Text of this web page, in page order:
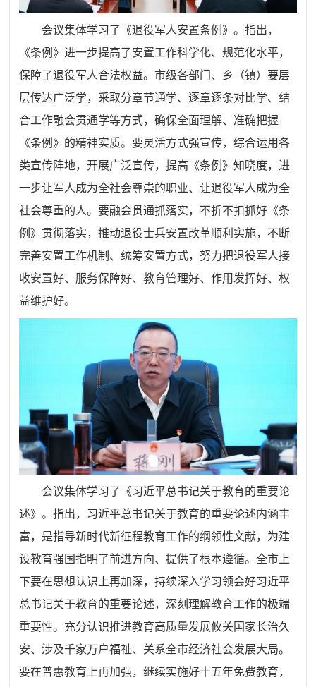
会议集体学习了《退役军人安置条例》。指出，
《条例》进一步提高了安置工作科学化、规范化水平，
保障了退役军人合法权益。市级各部门、乡（镇）要层
层传达广泛学，采取分章节通学、逐章逐条对比学、结
合工作融会贯通学等方式，确保全面理解、准确把握
《条例》的精神实质。要灵活方式强宣传，综合运用各
类宣传阵地，开展广泛宣传，提高《条例》知晓度，进
一步让军人成为全社会尊崇的职业、让退役军人成为全
社会尊重的人。要融会贯通抓落实，不折不扣抓好《条
例》贯彻落实，推动退役士兵安置改革顺利实施，不断
完善安置工作机制、统筹安置方式，努力把退役军人接
收安置好、服务保障好、教育管理好、作用发挥好、权
益维护好。
会议集体学习了《习近平总书记关于教育的重要论
述》。指出，习近平总书记关于教育的重要论述内涵丰
富，是指导新时代新征程教育工作的纲领性文献，为建
设教育强国指明了前进方向、提供了根本遵循。全市上
下要在思想认识上再加深，持续深入学习领会好习近平
总书记关于教育的重要论述，深刻理解教育工作的极端
重要性。充分认识推进教育高质量发展攸关国家长治久
安、涉及千家万户福祉、关系全市经济社会发展大局。
要在普惠教育上再加强，继续实施好十五年免费教育，